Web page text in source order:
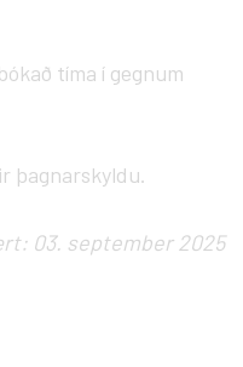
tíma í gegnum
þagnarskyldu.
03. september 2025